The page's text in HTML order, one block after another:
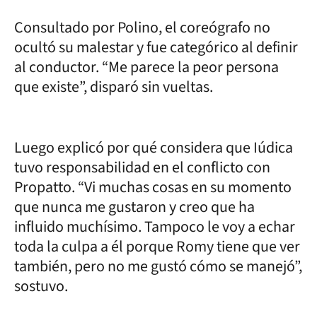
Consultado por Polino, el coreógrafo no
ocultó su malestar y fue categórico al definir
al conductor. “Me parece la peor persona
que existe”, disparó sin vueltas.
Luego explicó por qué considera que Iúdica
tuvo responsabilidad en el conflicto con
Propatto. “Vi muchas cosas en su momento
que nunca me gustaron y creo que ha
influido muchísimo. Tampoco le voy a echar
toda la culpa a él porque Romy tiene que ver
también, pero no me gustó cómo se manejó”,
sostuvo.